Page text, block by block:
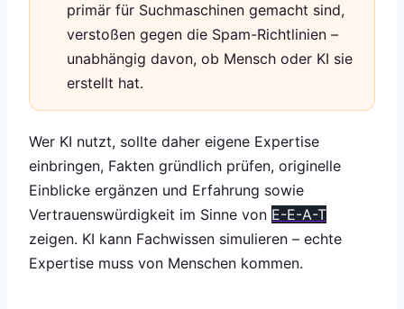
primär für Suchmaschinen gemacht sind,
verstoßen gegen die Spam-Richtlinien –
unabhängig davon, ob Mensch oder KI sie
erstellt hat.
Wer KI nutzt, sollte daher eigene Expertise
einbringen, Fakten gründlich prüfen, originelle
Einblicke ergänzen und Erfahrung sowie
Vertrauenswürdigkeit im Sinne von E-E-A-T
zeigen. KI kann Fachwissen simulieren – echte
Expertise muss von Menschen kommen.